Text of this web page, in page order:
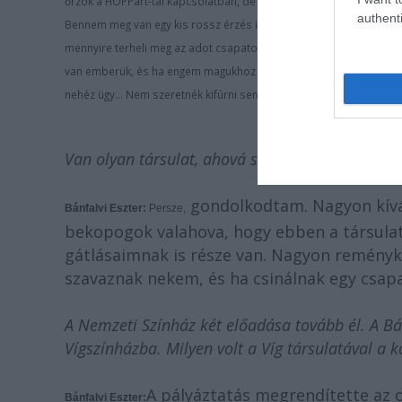
Bennem meg van egy kis rossz érzés is, hogy ha rátukmálom
mennyire terheli meg az adot csapatot. Amikor azt mondták a
van emberük, és ha engem magukhoz vesznek, akkor neki nem
nehéz ügy... Nem szeretnék kifúrni senkit.
Van olyan társulat, ahová szívesen
Bánfalvi Eszter: Persze, gondolkodtam. Nagyon
bekopogok valahova, hogy ebben a
gátlásaimnak is része van. Nagyon
szavaznak nekem, és ha csinálnak egy
A Nemzeti Színház két előadása tovább él. A
Vígszínházba. Milyen volt a Víg társulatával a
Bánfalvi Eszter:A pályáztatás megrendítette az